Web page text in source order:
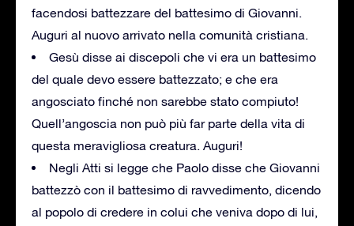
facendosi battezzare del battesimo di Giovanni.
Auguri al nuovo arrivato nella comunità cristiana.
Gesù disse ai discepoli che vi era un battesimo
del quale devo essere battezzato; e che era
angosciato finché non sarebbe stato compiuto!
Quell’angoscia non può più far parte della vita di
questa meravigliosa creatura. Auguri!
Negli Atti si legge che Paolo disse che Giovanni
battezzò con il battesimo di ravvedimento, dicendo
al popolo di credere in colui che veniva dopo di lui,